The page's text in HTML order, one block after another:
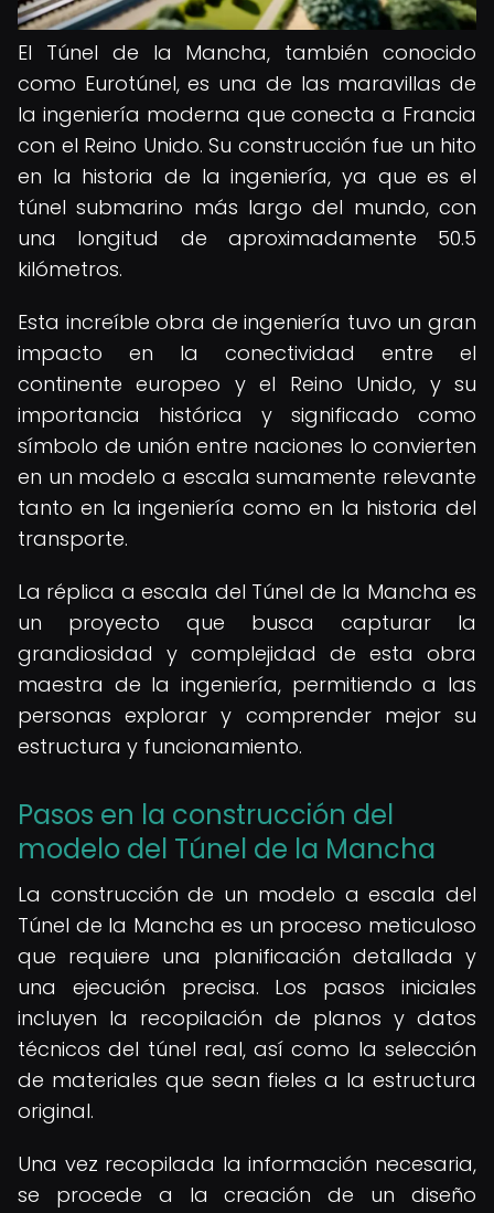
El Túnel de la Mancha, también conocido
como Eurotúnel, es una de las maravillas de
la ingeniería moderna que conecta a Francia
con el Reino Unido. Su construcción fue un hito
en la historia de la ingeniería, ya que es el
túnel submarino más largo del mundo, con
una longitud de aproximadamente 50.5
kilómetros.
Esta increíble obra de ingeniería tuvo un gran
impacto en la conectividad entre el
continente europeo y el Reino Unido, y su
importancia histórica y significado como
símbolo de unión entre naciones lo convierten
en un modelo a escala sumamente relevante
tanto en la ingeniería como en la historia del
transporte.
La réplica a escala del Túnel de la Mancha es
un proyecto que busca capturar la
grandiosidad y complejidad de esta obra
maestra de la ingeniería, permitiendo a las
personas explorar y comprender mejor su
estructura y funcionamiento.
Pasos en la construcción del
modelo del Túnel de la Mancha
La construcción de un modelo a escala del
Túnel de la Mancha es un proceso meticuloso
que requiere una planificación detallada y
una ejecución precisa. Los pasos iniciales
incluyen la recopilación de planos y datos
técnicos del túnel real, así como la selección
de materiales que sean fieles a la estructura
original.
Una vez recopilada la información necesaria,
se procede a la creación de un diseño